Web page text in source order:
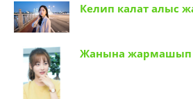
Келип калат алыс
Жанына жармашып